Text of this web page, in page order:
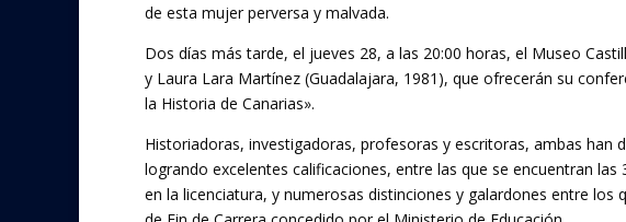
de esta mujer perversa y malvada.
Dos días más tarde, el jueves 28, a las 20:00 horas, el Museo
y Laura Lara Martínez (Guadalajara, 1981), que ofrecerán su
la Historia de Canarias».
Historiadoras, investigadoras, profesoras y escritoras, ambas
logrando excelentes calificaciones, entre las que se encuentran
en la licenciatura, y numerosas distinciones y galardones entre